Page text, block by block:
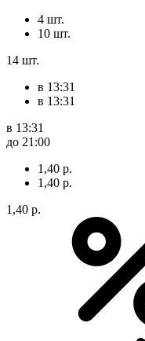
4 шт.
10 шт.
14 шт.
в 13:31
в 13:31
в 13:31
до 21:00
1,40 р.
1,40 р.
1,40 р.